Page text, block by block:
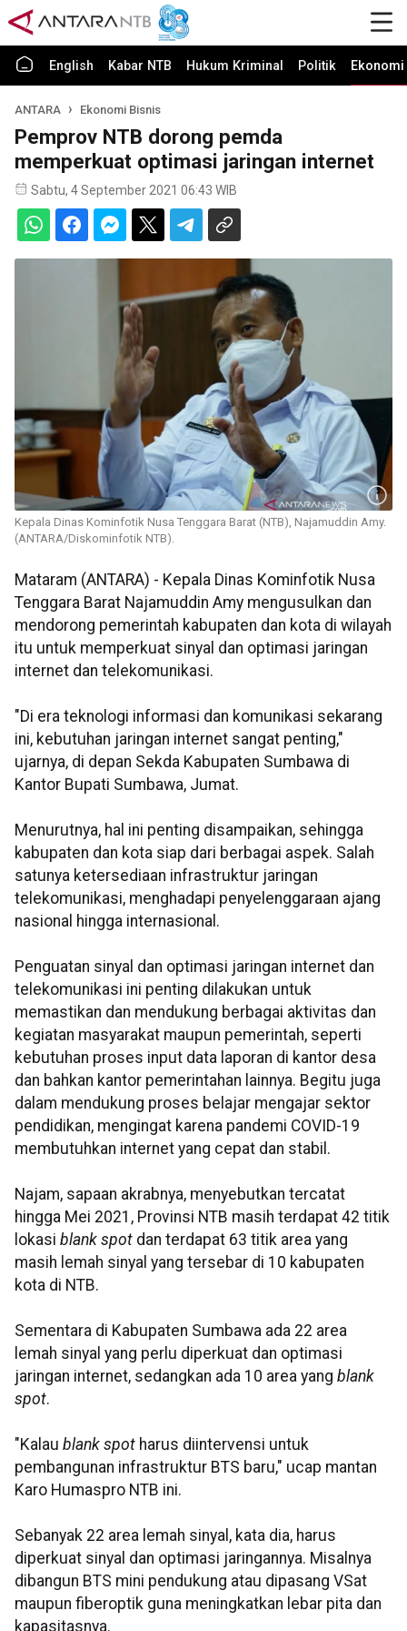
English Kabar NTB Hukum Kriminal Politik
ANTARA Ekonomi Bisnis
Pemprov NTB dorong pemda
memperkuat optimasi jaringan internet
Sabtu, 4 September 2021 06:43 WIB
Kepala Dinas Kominfotik Nusa Tenggara Barat (NTB), Najamuddin Amy.
(ANTARA/Diskominfotik NTB).
Mataram (ANTARA) - Kepala Dinas Kominfotik Nusa
Tenggara Barat Najamuddin Amy mengusulkan dan
mendorong pemerintah kabupaten dan kota di wilayah
itu untuk memperkuat sinyal dan optimasi jaringan
internet dan telekomunikasi.
"Di era teknologi informasi dan komunikasi sekarang
ini, kebutuhan jaringan internet sangat penting,"
ujarnya, di depan Sekda Kabupaten Sumbawa di
Kantor Bupati Sumbawa, Jumat.
Menurutnya, hal ini penting disampaikan, sehingga
kabupaten dan kota siap dari berbagai aspek. Salah
satunya ketersediaan infrastruktur jaringan
telekomunikasi, menghadapi penyelenggaraan ajang
nasional hingga internasional.
Penguatan sinyal dan optimasi jaringan internet dan
telekomunikasi ini penting dilakukan untuk
memastikan dan mendukung berbagai aktivitas dan
kegiatan masyarakat maupun pemerintah, seperti
kebutuhan proses input data laporan di kantor desa
dan bahkan kantor pemerintahan lainnya. Begitu juga
dalam mendukung proses belajar mengajar sektor
pendidikan, mengingat karena pandemi COVID-19
membutuhkan internet yang cepat dan stabil.
Najam, sapaan akrabnya, menyebutkan tercatat
hingga Mei 2021, Provinsi NTB masih terdapat 42 titik
lokasi blank spot dan terdapat 63 titik area yang
masih lemah sinyal yang tersebar di 10 kabupaten
kota di NTB.
Sementara di Kabupaten Sumbawa ada 22 area
lemah sinyal yang perlu diperkuat dan optimasi
jaringan internet, sedangkan ada 10 area yang blank
spot.
"Kalau blank spot harus diintervensi untuk
pembangunan infrastruktur BTS baru," ucap mantan
Karo Humaspro NTB ini.
Sebanyak 22 area lemah sinyal, kata dia, harus
diperkuat sinyal dan optimasi jaringannya. Misalnya
dibangun BTS mini pendukung atau dipasang VSat
maupun fiberoptik guna meningkatkan lebar pita dan
kapasitasnya.